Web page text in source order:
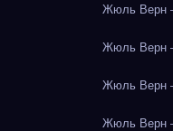
Жюль Верн
Жюль Верн
Жюль Верн
Жюль Верн